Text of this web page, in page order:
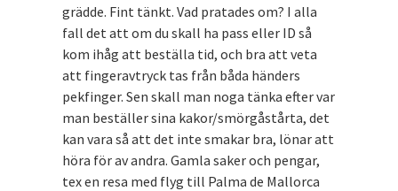
grädde. Fint tänkt. Vad pratades om? I alla
fall det att om du skall ha pass eller ID så
kom ihåg att beställa tid, och bra att veta
att fingeravtryck tas från båda händers
pekfinger. Sen skall man noga tänka efter var
man beställer sina kakor/smörgåstårta, det
kan vara så att det inte smakar bra, lönar att
höra för av andra. Gamla saker och pengar,
tex en resa med flyg till Palma de Mallorca